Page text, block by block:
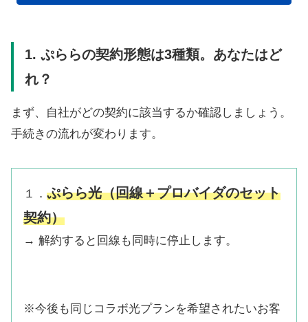
1. ぷららの契約形態は3種類。あなたはど
れ？
まず、自社がどの契約に該当するか確認しましょう。
手続きの流れが変わります。
１． ぷらら光（回線＋プロバイダのセット
契約）
→ 解約すると回線も同時に停止します。
※今後も同じコラボ光プランを希望されたいお客